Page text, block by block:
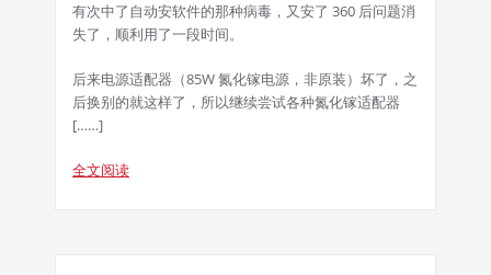
有次中了自动安软件的那种病毒，又安了 360 后问题消
失了，顺利用了一段时间。
后来电源适配器（85W 氮化镓电源，非原装）坏了，之
后换别的就这样了，所以继续尝试各种氮化镓适配器
[……]
全文阅读